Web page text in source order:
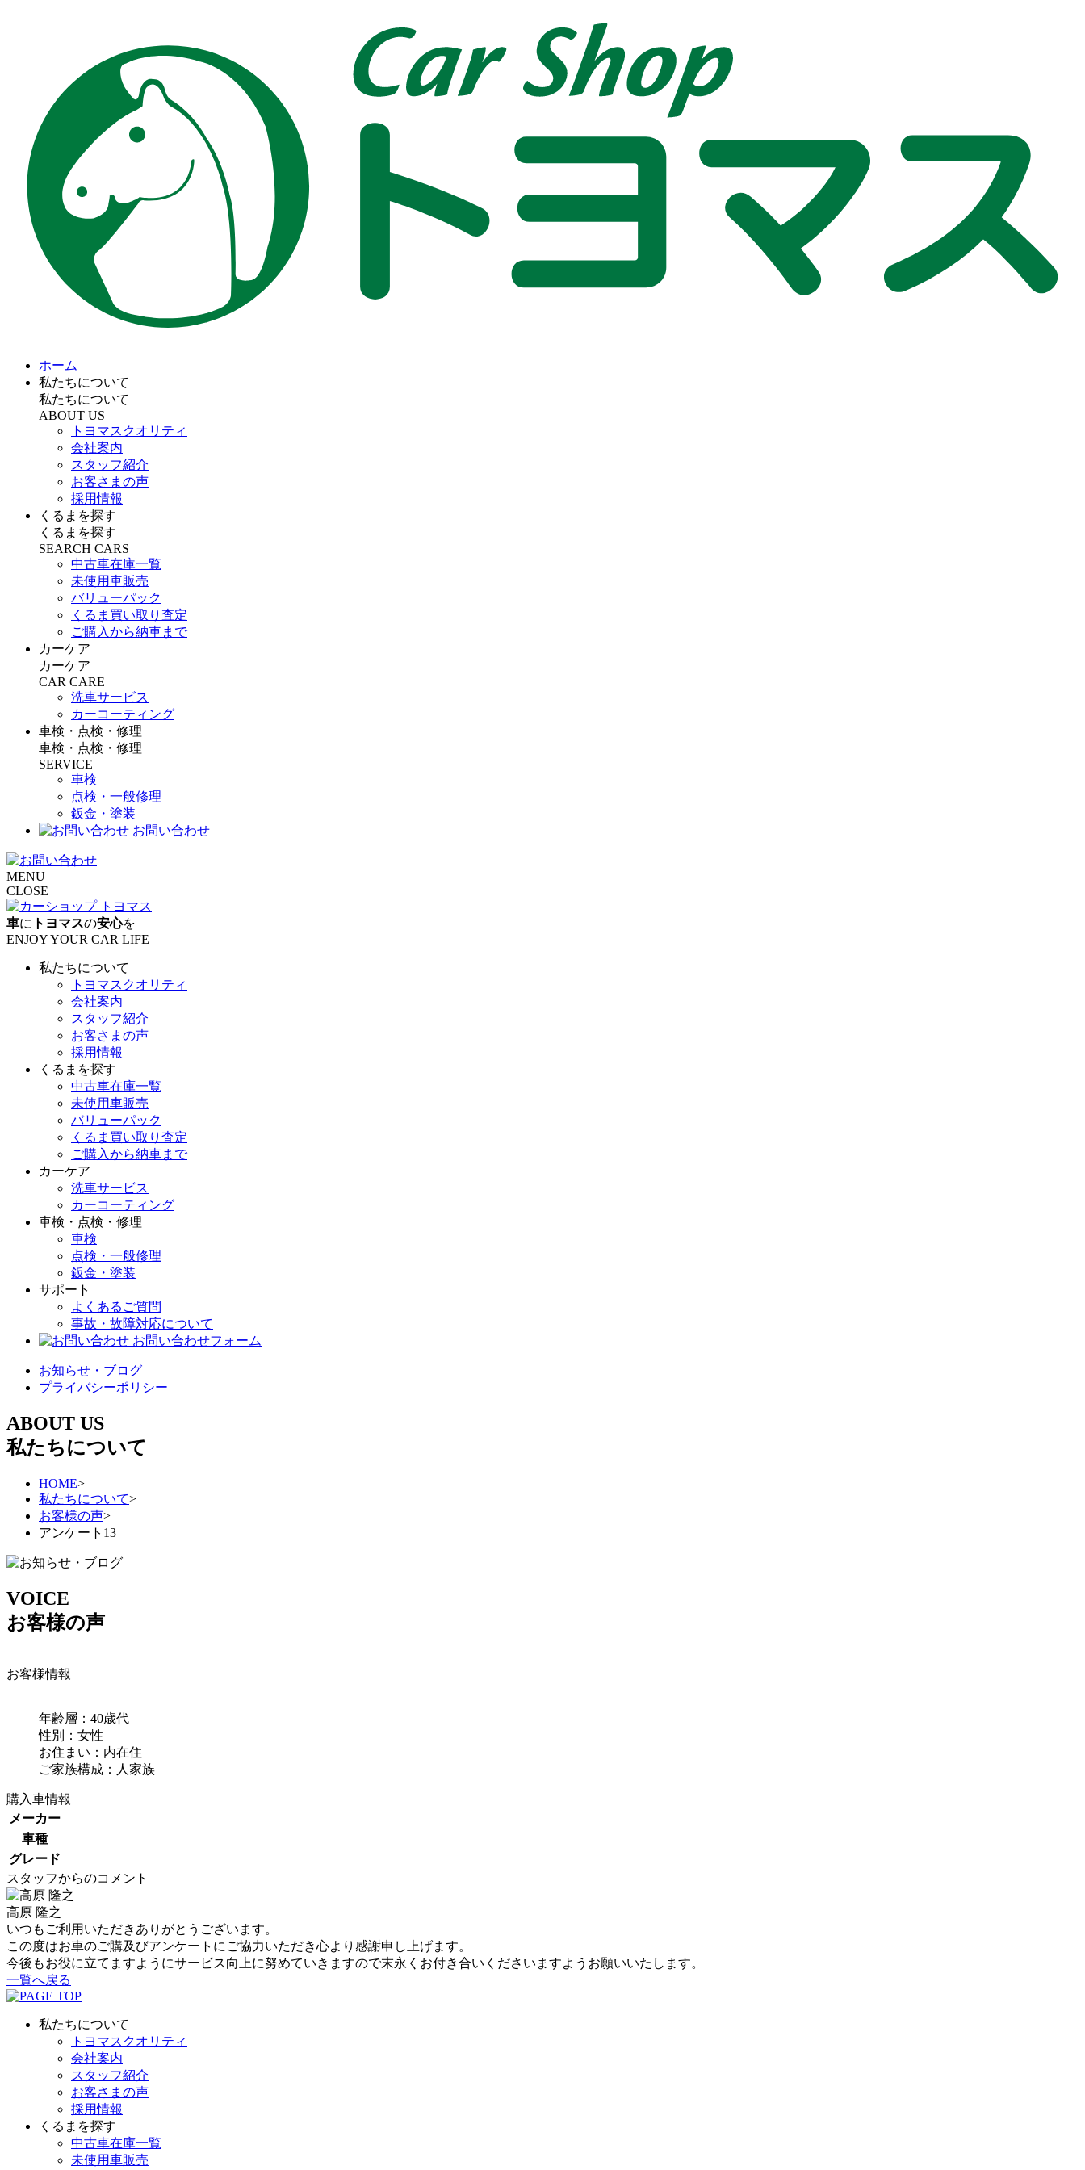
ホーム
私たちについて
私たちについて
ABOUT US
トヨマスクオリティ
会社案内
スタッフ紹介
お客さまの声
採用情報
くるまを探す
くるまを探す
SEARCH CARS
中古車在庫一覧
未使用車販売
バリューパック
くるま買い取り査定
ご購入から納車まで
カーケア
カーケア
CAR CARE
洗車サービス
カーコーティング
車検・点検・修理
車検・点検・修理
SERVICE
車検
点検・一般修理
鈑金・塗装
お問い合わせ
MENU
CLOSE
車に トヨマスの安心を
ENJOY YOUR CAR LIFE
私たちについて
トヨマスクオリティ
会社案内
スタッフ紹介
お客さまの声
採用情報
くるまを探す
中古車在庫一覧
未使用車販売
バリューパック
くるま買い取り査定
ご購入から納車まで
カーケア
洗車サービス
カーコーティング
車検・点検・修理
車検
点検・一般修理
鈑金・塗装
サポート
よくあるご質問
事故・故障対応について
お問い合わせフォーム
お知らせ・ブログ
プライバシーポリシー
ABOUT US
私たちについて
HOME>
私たちについて>
お客様の声>
アンケート13
VOICE
お客様の声
お客様情報
年齢層：40歳代
性別：女性
お住まい：内在住
ご家族構成：人家族
購入車情報
メーカー
車種
グレード
スタッフからのコメント
高原 隆之
いつもご利用いただきありがとうございます。
この度はお車のご購及びアンケートにご協力いただき心より感謝申し上げます。
今後もお役に立てますようにサービス向上に努めていきますので末永くお付き合いくださいますようお願いいたします。
一覧へ戻る
私たちについて
トヨマスクオリティ
会社案内
スタッフ紹介
お客さまの声
採用情報
くるまを探す
中古車在庫一覧
未使用車販売